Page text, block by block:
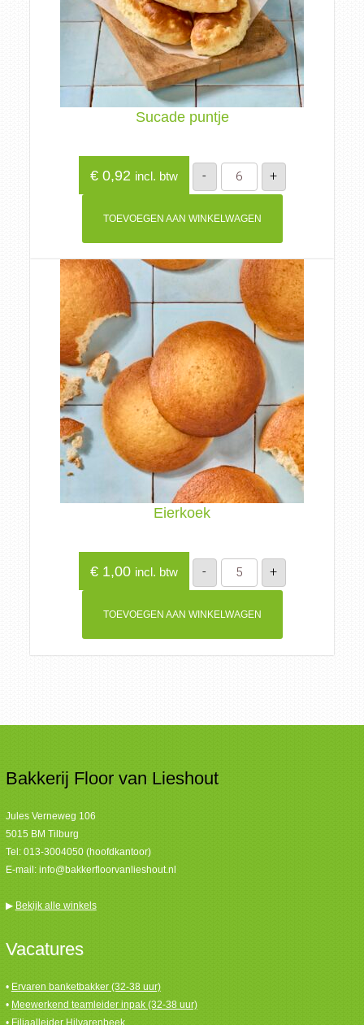
Sucade puntje
€0,92 incl. btw -
Sucade
puntje
aantal
+
TOEVOEGEN AAN WINKELWAGEN
Eierkoek
€1,00 incl. btw -
Eierkoek
aantal
+
TOEVOEGEN AAN WINKELWAGEN
Bakkerij Floor van Lieshout
Jules Verneweg 106
5015 BM Tilburg
Tel: 013-3004050 (hoofdkantoor)
E-mail: info@bakkerfloorvanlieshout.nl
▶ Bekijk alle winkels
Vacatures
• Ervaren banketbakker (32-38 uur)
• Meewerkend teamleider inpak (32-38 uur)